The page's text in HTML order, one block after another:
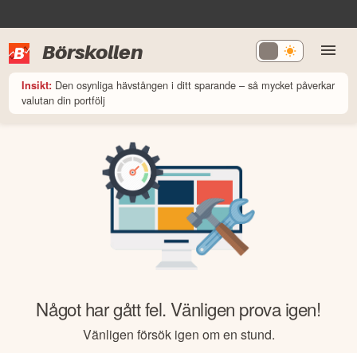
Börskollen
Insikt: Den osynliga hävstången i ditt sparande – så mycket påverkar
valutan din portfölj
Något har gått fel. Vänligen prova igen!
Vänligen försök igen om en stund.